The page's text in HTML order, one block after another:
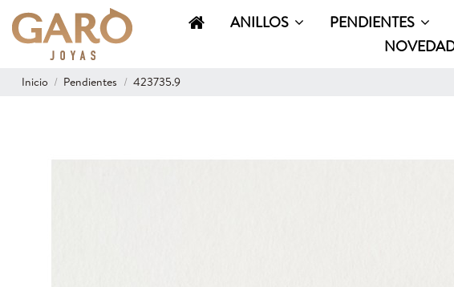
ANILLOS PENDIENTES
Inicio Pendientes 423735.9